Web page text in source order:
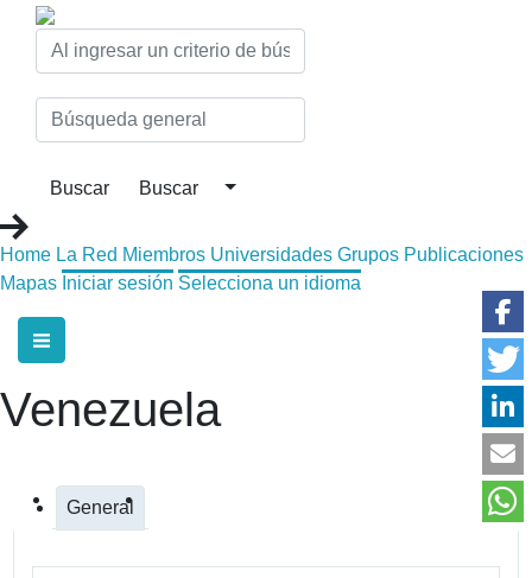
Home La Red Miembros Universidades Grupos Publicaciones
Mapas Iniciar sesión Selecciona un idioma
Venezuela
General